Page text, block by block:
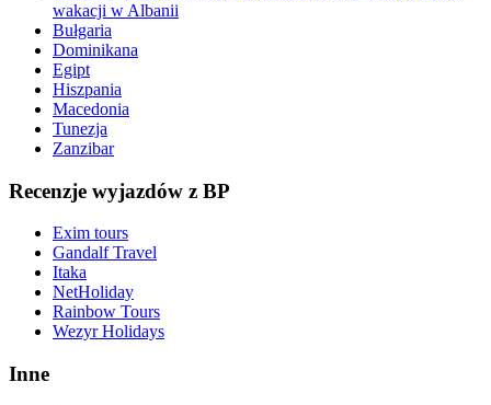
wakacji w Albanii
Bułgaria
Dominikana
Egipt
Hiszpania
Macedonia
Tunezja
Zanzibar
Recenzje wyjazdów z BP
Exim tours
Gandalf Travel
Itaka
NetHoliday
Rainbow Tours
Wezyr Holidays
Inne